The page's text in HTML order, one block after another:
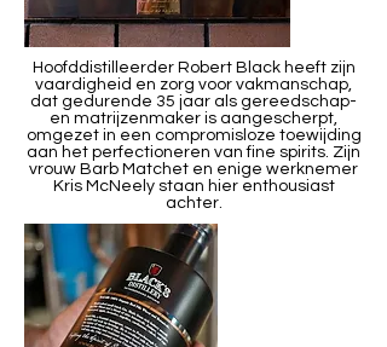
Hoofddistilleerder Robert Black heeft zijn
vaardigheid en zorg voor vakmanschap,
dat gedurende 35 jaar als gereedschap-
en matrijzenmaker is aangescherpt,
omgezet in een compromisloze toewijding
aan het perfectioneren van fine spirits. Zijn
vrouw Barb Matchet en enige werknemer
Kris McNeely staan hier enthousiast
achter.